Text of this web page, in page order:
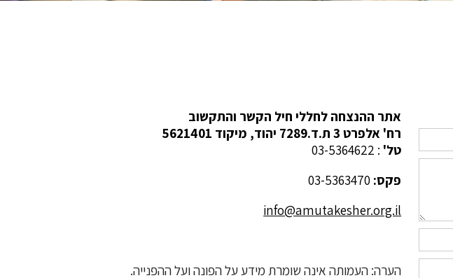
אתר ההנצחה לחללי חיל הקשר והתקשוב
רח' אלפרט 3 ת.ד.7289 יהוד, מיקוד 5621401
טל' : 03-5364622
פקס: 03-5363470
info@amutakesher.org.il
הערה: העמותה אינה שומרת מידע על הפונה ועל ההפנייה.